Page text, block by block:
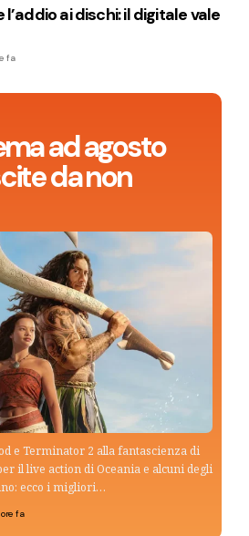
ad agosto
da non
e Terminator 2 alla fantascienza di
il live action di Oceania e alcuni degli
ecco i migliori…
fa
ai dischi: il digitale vale
fa